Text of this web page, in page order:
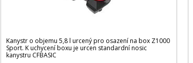
Kanystr o objemu 5,8 l urcený pro osazení na box Z1000
Sport. K uchycení boxu je urcen standardní nosic
kanystru CFBASIC